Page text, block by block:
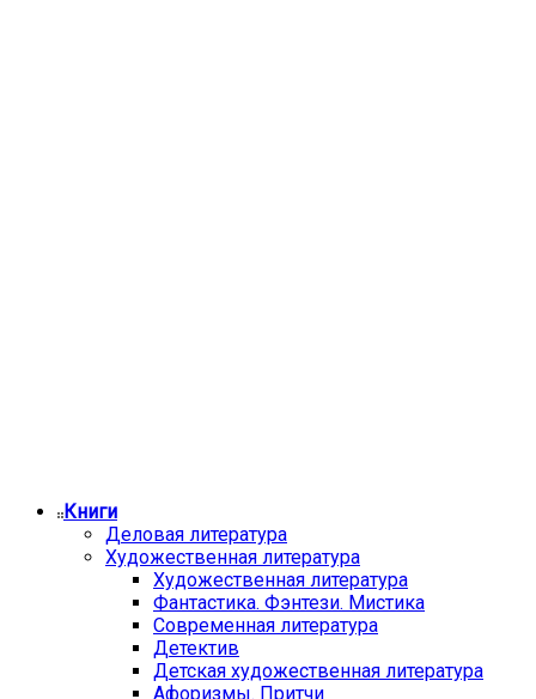
Книги
Деловая литература
Художественная литература
Художественная литература
Фантастика. Фэнтези. Мистика
Современная литература
Детектив
Детская художественная литература
Афоризмы. Притчи